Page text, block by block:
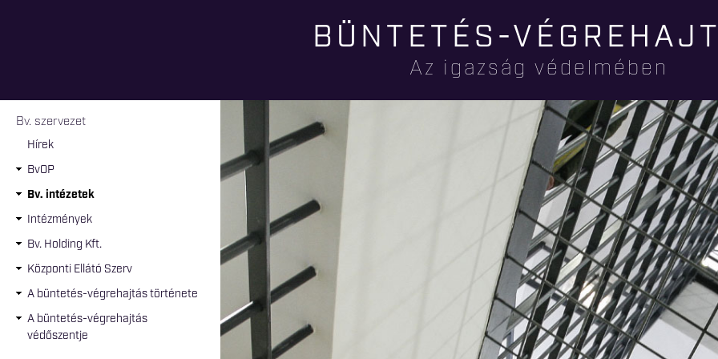
tartalomra
BÜNTETÉS-
Az igazság védelmében
Jelenlegi hely
Bv. szervezet
Hírek
BvOP
Bv. intézetek
Intézmények
Bv. Holding Kft.
Központi Ellátó Szerv
A büntetés-végrehajtás története
A büntetés-végrehajtás
védőszentje